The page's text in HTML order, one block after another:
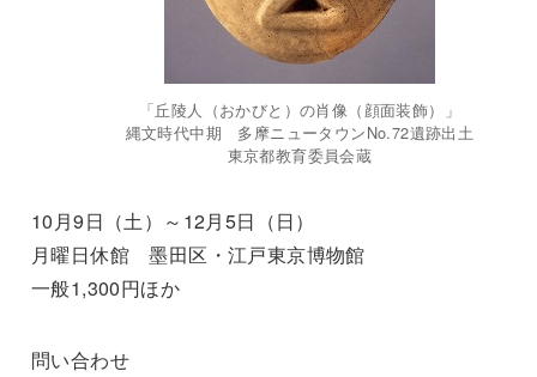
「丘陵人（おかびと）の肖像（顔面装飾）」
縄文時代中期 多摩ニュータウンNo.72遺跡出土
東京都教育委員会蔵
10月9日（土）～12月5日（日）
月曜日休館 墨田区・江戸東京博物館
一般1,300円ほか
問い合わせ